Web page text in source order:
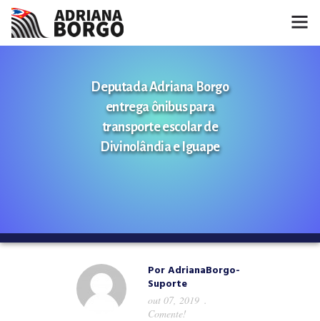
CONHEÇA A ADRIANA
Deputada Adriana Borgo
entrega ônibus para
transporte escolar de
Divinolândia e Iguape
PorAdrianaBorgo-
Suporte
out 07, 2019
Comente!